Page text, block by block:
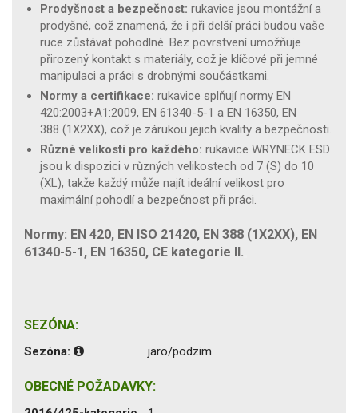
Prodyšnost a bezpečnost: rukavice jsou montážní a
prodyšné, což znamená, že i při delší práci budou vaše
ruce zůstávat pohodlné. Bez povrstvení umožňuje
přirozený kontakt s materiály, což je klíčové při jemné
manipulaci a práci s drobnými součástkami.
Normy a certifikace: rukavice splňují normy EN
420:2003+A1:2009, EN 61340-5-1 a EN 16350, EN
388 (1X2XX), což je zárukou jejich kvality a bezpečnosti.
Různé velikosti pro každého: rukavice WRYNECK ESD
jsou k dispozici v různých velikostech od 7 (S) do 10
(XL), takže každý může najít ideální velikost pro
maximální pohodlí a bezpečnost při práci.
Normy: EN 420, EN ISO 21420, EN 388 (1X2XX), EN
61340-5-1, EN 16350, CE kategorie II.
SEZÓNA:
Sezóna: jaro/podzim
OBECNÉ POŽADAVKY: